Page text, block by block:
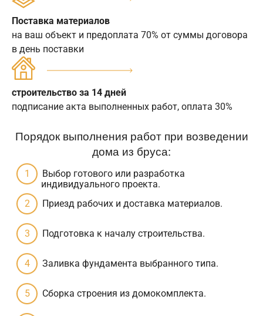
Поставка материалов
на ваш объект и предоплата 70% от суммы договора
в день поставки
строительство за 14 дней
подписание акта выполненных работ, оплата 30%
Порядок выполнения работ при возведении
дома из бруса:
Выбор готового или разработка
индивидуального проекта.
Приезд рабочих и доставка материалов.
Подготовка к началу строительства.
Заливка фундамента выбранного типа.
Сборка строения из домокомплекта.